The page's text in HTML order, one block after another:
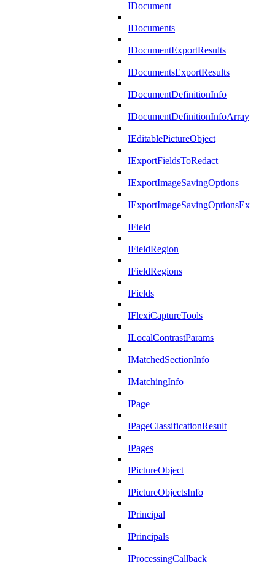
IDocument
IDocuments
IDocumentExportResults
IDocumentsExportResults
IDocumentDefinitionInfo
IDocumentDefinitionInfoArray
IEditablePictureObject
IExportFieldsToRedact
IExportImageSavingOptions
IExportImageSavingOptionsEx
IField
IFieldRegion
IFieldRegions
IFields
IFlexiCaptureTools
ILocalContrastParams
IMatchedSectionInfo
IMatchingInfo
IPage
IPageClassificationResult
IPages
IPictureObject
IPictureObjectsInfo
IPrincipal
IPrincipals
IProcessingCallback